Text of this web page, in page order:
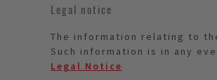
Legal notice
The information relating to
Such information is in any
Legal Notice